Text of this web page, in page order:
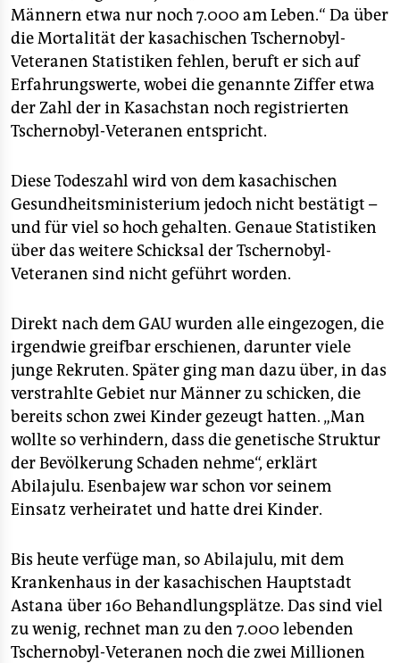
Männern etwa nur noch 7.000 am Leben.“ Da über
die Mortalität der kasachischen Tschernobyl-
Veteranen Statistiken fehlen, beruft er sich auf
Erfahrungswerte, wobei die genannte Ziffer etwa
der Zahl der in Kasachstan noch registrierten
Tschernobyl-Veteranen entspricht.
Diese Todeszahl wird von dem kasachischen
Gesundheitsministerium jedoch nicht bestätigt –
und für viel so hoch gehalten. Genaue Statistiken
über das weitere Schicksal der Tschernobyl-
Veteranen sind nicht geführt worden.
Direkt nach dem GAU wurden alle eingezogen, die
irgendwie greifbar erschienen, darunter viele
junge Rekruten. Später ging man dazu über, in das
verstrahlte Gebiet nur Männer zu schicken, die
bereits schon zwei Kinder gezeugt hatten. „Man
wollte so verhindern, dass die genetische Struktur
der Bevölkerung Schaden nehme“, erklärt
Abilajulu. Esenbajew war schon vor seinem
Einsatz verheiratet und hatte drei Kinder.
Bis heute verfüge man, so Abilajulu, mit dem
Krankenhaus in der kasachischen Hauptstadt
Astana über 160 Behandlungsplätze. Das sind viel
zu wenig, rechnet man zu den 7.000 lebenden
Tschernobyl-Veteranen noch die zwei Millionen